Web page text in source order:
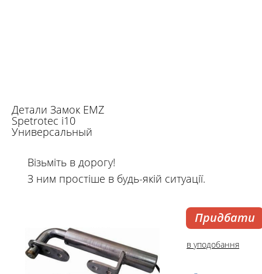
Детали Замок EMZ
Spetrotec i10
Универсальный
Візьміть в дорогу!
З ним простіше в будь-якій ситуації.
Придбати
в уподобання